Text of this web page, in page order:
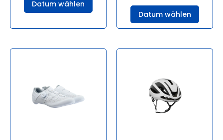
Datum wählen
Datum wählen